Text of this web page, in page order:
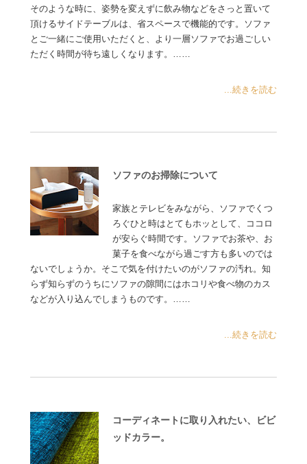
そのような時に、姿勢を変えずに飲み物などをさっと置いて
頂けるサイドテーブルは、省スペースで機能的です。ソファ
とご一緒にご使用いただくと、より一層ソファでお過ごしい
ただく時間が待ち遠しくなります。……
...続きを読む
ソファのお掃除について
家族とテレビをみながら、ソファでくつ
ろぐひと時はとてもホッとして、ココロ
が安らぐ時間です。ソファでお茶や、お
菓子を食べながら過ごす方も多いのでは
ないでしょうか。そこで気を付けたいのがソファの汚れ。知
らず知らずのうちにソファの隙間にはホコリや食べ物のカス
などが入り込んでしまうものです。……
...続きを読む
コーディネートに取り入れたい、ビビ
ッドカラー。